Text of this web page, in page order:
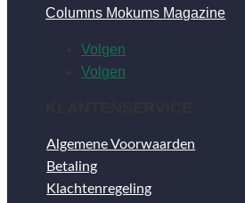
Columns Mokums Magazine
Volgen
Volgen
Algemene Voorwaarden
Betaling
Klachtenregeling